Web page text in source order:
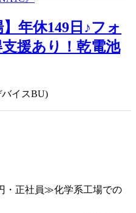
年休149日♪フォ
援あり！乾電池
イスBU)
・正社員≫化学系工場での